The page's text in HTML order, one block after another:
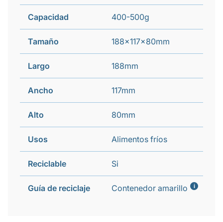
Capacidad 400-500g
Tamaño 188x117x80mm
Largo 188mm
Ancho 117mm
Alto 80mm
Usos Alimentos fríos
Reciclable Si
Guía de reciclaje Contenedor amarillo i